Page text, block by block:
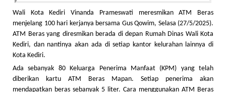
Wali Kota Kediri Vinanda Prameswati meresmikan ATM Beras
menjelang 100 hari kerjanya bersama Gus Qowim, Selasa (27/5/2025).
ATM Beras yang diresmikan berada di depan Rumah Dinas Wali Kota
Kediri, dan nantinya akan ada di setiap kantor kelurahan lainnya di
Kota Kediri.
Ada sebanyak 80 Keluarga Penerima Manfaat (KPM) yang telah
diberikan kartu ATM Beras Mapan. Setiap penerima akan
mendapatkan beras sebanyak 5 liter. Cara menggunakan ATM Beras